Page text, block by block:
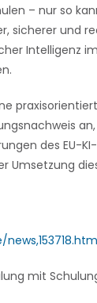
– nur so
sicherer und
Intelligenz
des EU-
Umsetzung
mit